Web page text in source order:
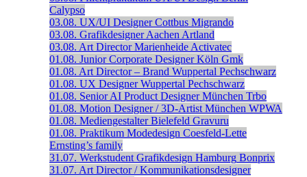
Calypso
03.08. UX/UI Designer Cottbus Migrando
03.08. Grafikdesigner Aachen Artland
03.08. Art Director Marienheide Activatec
01.08. Junior Corporate Designer Köln Gmk
01.08. Art Director – Brand Wuppertal Pechschwarz
01.08. UX Designer Wuppertal Pechschwarz
01.08. Senior AI Product Designer München Trbo
01.08. Motion Designer / 3D-Artist München WPWA
01.08. Mediengestalter Bielefeld Gravuru
01.08. Praktikum Modedesign Coesfeld-Lette
Ernsting’s family
31.07. Werkstudent Grafikdesign Hamburg Bonprix
31.07. Art Director / Kommunikationsdesigner